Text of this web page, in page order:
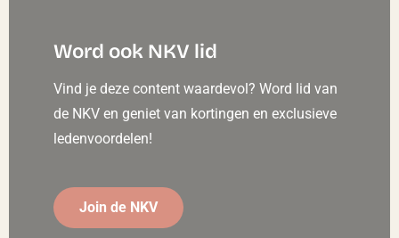
Word ook NKV lid
Vind je deze content waardevol? Word lid van
de NKV en geniet van kortingen en exclusieve
ledenvoordelen!
Join de NKV